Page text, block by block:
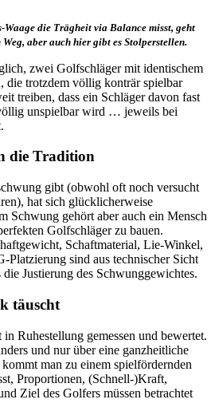
Waage die Trägheit via Balance misst, geht
aber auch hier gibt es Stolperstellen.
zwei Golfschläger mit identischem
die trotzdem völlig konträr spielbar
treiben, dass ein Schläger davon fast
unspielbar wird … jeweils bei
die Tradition
gibt (obwohl oft noch versucht
hat sich glücklicherweise
Schwung gehört aber auch ein Mensch
Golfschläger zu bauen.
Schaftmaterial, Lie-Winkel,
Platzierung sind aus technischer Sicht
Justierung des Schwunggewichtes.
täuscht
Ruhestellung gemessen und bewertet.
und nur über eine ganzheitliche
man zu einem spielfördernden
Proportionen, (Schnell-)Kraft,
Ziel des Golfers müssen betrachtet